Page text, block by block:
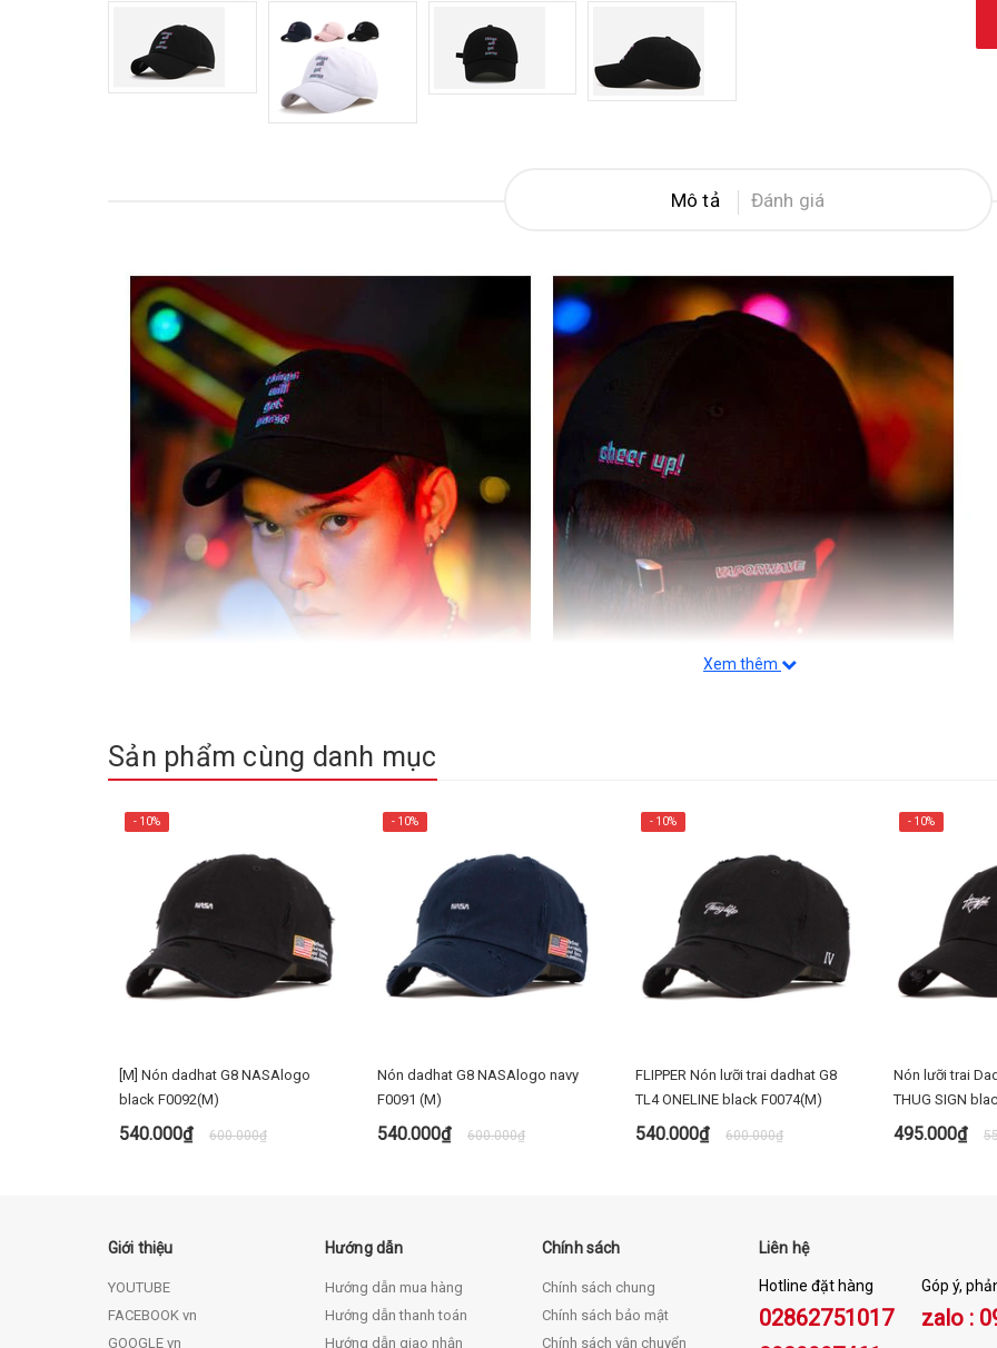
Mô tả Đánh giá
Xem thêm
Sản phẩm cùng danh mục
- 10%
[M] Nón dadhat G8 NASAlogo
black F0092(M)
540.000₫ 600.000₫
- 10%
Nón dadhat G8 NASAlogo navy
F0091 (M)
540.000₫ 600.000₫
- 10%
FLIPPER Nón lưỡi trai dadhat G8
TL4 ONELINE black F0074(M)
540.000₫ 600.000₫
- 10%
Nón lưỡi trai
THUG SIGN
495.000₫
Giới thiệu
YOUTUBE
FACEBOOK vn
GOOGLE vn
Hướng dẫn
Hướng dẫn mua hàng
Hướng dẫn thanh toán
Hướng dẫn giao nhận
Chính sách
Chính sách chung
Chính sách bảo mật
Chính sách vận chuyển
Liên hệ
Hotline đặt hàng
02862751017
Góp ý,
zalo :